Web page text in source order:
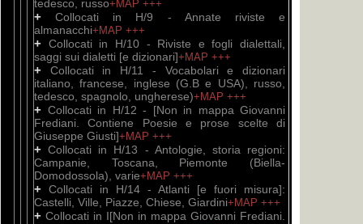
tedesco, russo+MAP +++
+Collocati in H/9 - Annate riviste e
almanacchi+MAP +++
+ Collocati in H/10 - Riviste e fogli dialettali,
saggi sui dialetti [e dizionari]+MAP +++
+ Collocati in H/11 - Vocabolari e dizionari
italiano, francese, inglese (G.B e USA), russo,
tedesco, spagnolo, ungherese)+MAP +++
+ Collocati in H/12 - [Non in mappa Giovanni
Frediani. Contiene Poesie e prose scelte di
Giuseppe Giusti]+MAP +++
+Collocati in H/13 - Antologie, storia regioni:
Campanie, Toscana, Piemonte (Biella-
Domodossola), varie+MAP +++
+ Collocati in H/14 - Atlanti [e fuori misura]:
Castelli, Ville, Piazze, Chiese, Giardini+MAP +++
+ Collocati in I[Non in mappa Giovanni Frediani.